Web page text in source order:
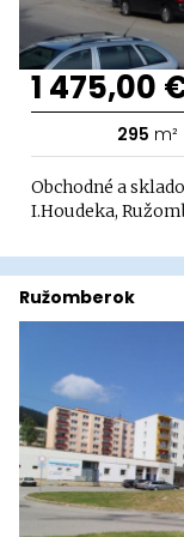
1 475,00
295 m²
Obchodné a
I.Houdeka,
Ružomberok